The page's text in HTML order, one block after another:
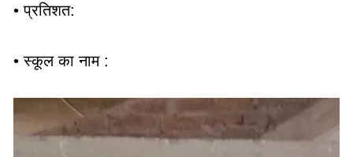
• प्रतिशत:
• स्कूल का नाम :